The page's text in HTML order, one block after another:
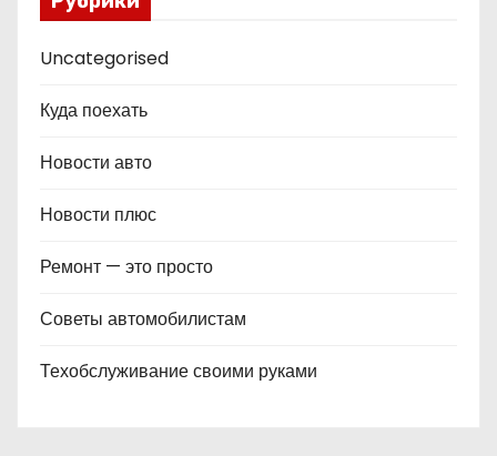
Uncategorised
Куда поехать
Новости авто
Новости плюс
Ремонт — это просто
Советы автомобилистам
Техобслуживание своими руками